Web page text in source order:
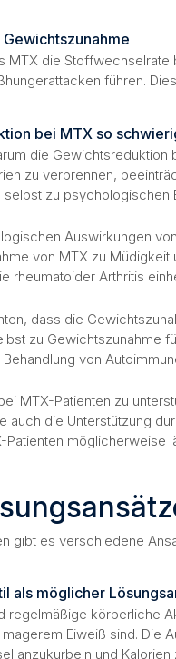
MTX die Stoffwechselrate
führen.
bei MTX so
die
zu verbrennen,
zu
Auswirkungen
von MTX zu
rheumatoider Arthritis
dass die
zu Gewichtszunahme
von
MTX-Patienten zu
auch die Unterstützung
möglicherweise
gibt es verschiedene
als möglicher
regelmäßige körperliche
Eiweiß sind. Die
anzukurbeln und